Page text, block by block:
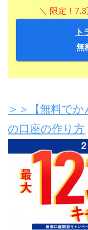
＼ 限定！
無
＞＞【無料で
の口座の作り方